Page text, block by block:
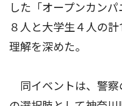
した「オープンカン
８人と大学生４人の
理解を深めた。
同イベントは、警察